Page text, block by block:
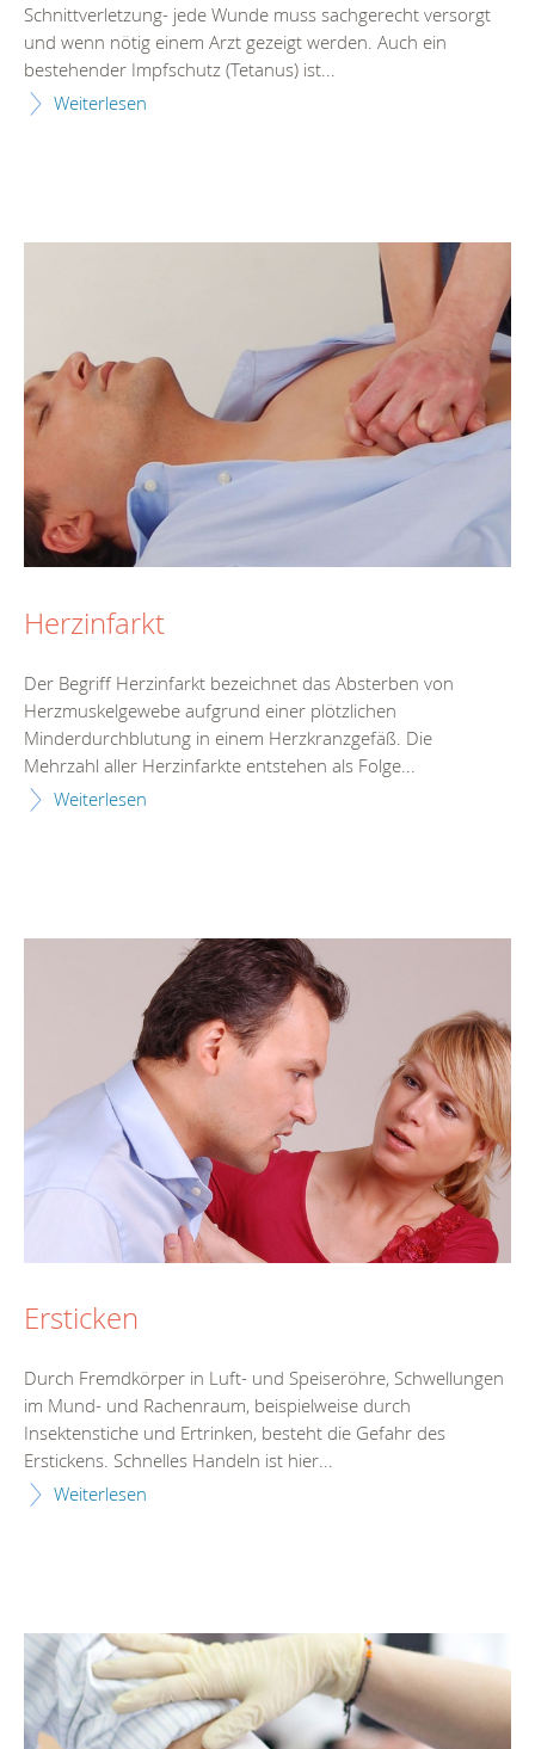
Schnittverletzung- jede Wunde muss sachgerecht versorgt
und wenn nötig einem Arzt gezeigt werden. Auch ein
bestehender Impfschutz (Tetanus) ist...
Weiterlesen
Herzinfarkt
Der Begriff Herzinfarkt bezeichnet das Absterben von
Herzmuskelgewebe aufgrund einer plötzlichen
Minderdurchblutung in einem Herzkranzgefäß. Die
Mehrzahl aller Herzinfarkte entstehen als Folge...
Weiterlesen
Ersticken
Durch Fremdkörper in Luft- und Speiseröhre, Schwellungen
im Mund- und Rachenraum, beispielweise durch
Insektenstiche und Ertrinken, besteht die Gefahr des
Erstickens. Schnelles Handeln ist hier...
Weiterlesen